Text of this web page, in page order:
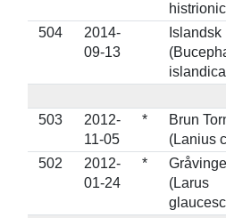
504
2014-
09-13
503
2012-
11-05
*
Brun
(Lanius
502
2012-
01-24
*
(Larus